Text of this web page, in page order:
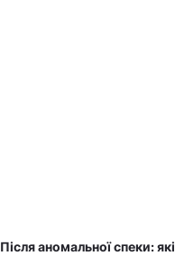
Після аномальної спеки: які